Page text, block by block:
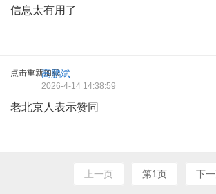
信息太有用了
点击重新加载
高鹏斌
2026-4-14 14:38:59
老北京人表示赞同
上一页 第1页 下